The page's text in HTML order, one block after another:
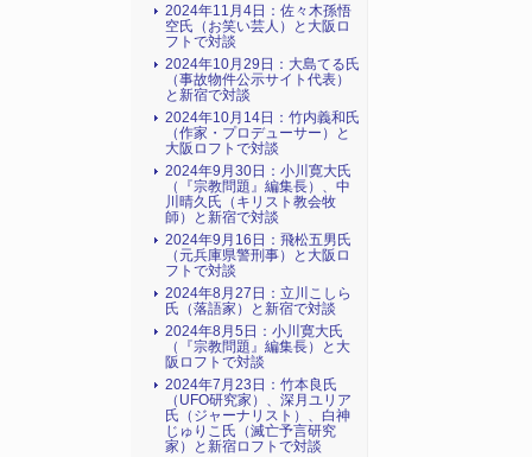
2024年11月4日：佐々木孫悟
空氏（お笑い芸人）と大阪ロ
フトで対談
2024年10月29日：大島てる氏
（事故物件公示サイト代表）
と新宿で対談
2024年10月14日：竹内義和氏
（作家・プロデューサー）と
大阪ロフトで対談
2024年9月30日：小川寛大氏
（『宗教問題』編集長）、中
川晴久氏（キリスト教会牧
師）と新宿で対談
2024年9月16日：飛松五男氏
（元兵庫県警刑事）と大阪ロ
フトで対談
2024年8月27日：立川こしら
氏（落語家）と新宿で対談
2024年8月5日：小川寛大氏
（『宗教問題』編集長）と大
阪ロフトで対談
2024年7月23日：竹本良氏
（UFO研究家）、深月ユリア
氏（ジャーナリスト）、白神
じゅりこ氏（滅亡予言研究
家）と新宿ロフトで対談